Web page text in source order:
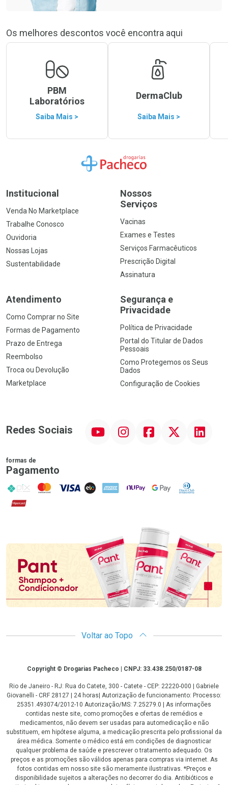
Os melhores descontos você encontra aqui
PBM
Laboratórios
Saiba Mais >
DermaClub
Saiba Mais >
Ir para a Home
Institucional
Venda No Marketplace
Trabalhe Conosco
Ouvidoria
Nossas Lojas
Sustentabilidade
Nossos
Serviços
Vacinas
Exames e Testes
Serviços Farmacêuticos
Prescrição Digital
Assinatura
Atendimento
Como Comprar no Site
Formas de Pagamento
Prazo de Entrega
Reembolso
Troca ou Devolução
Marketplace
Segurança e
Privacidade
Política de Privacidade
Portal do Titular de Dados
Pessoais
Como Protegemos os Seus
Dados
Configuração de Cookies
Redes Sociais InstagramFacebookTwitter Linkedin
formas de
Pagamento
PIX MasterCard
VISA ELO AMEX NuPay Google PayDiners Club
Hipercard
Promoção em Destaque
Voltar ao Topo
CopyrightCopyright © Drogarias Pacheco | CNPJ: 33.438.250/0187-08
Rio de Janeiro - RJ: Rua do Catete, 300 - Catete - CEP: 22220-000 | Gabriele
Giovanelli - CRF 28127 | 24 horas| Autorização de funcionamento: Processo:
25351.493074/2012-10 Autorização/MS: 7.25279.0 | As informações
contidas neste site, como promoções e ofertas de remédios e
medicamentos, não devem ser usadas para automedicação e não
substituem, em hipótese alguma, a medicação prescrita pelo profissional da
área médica. Somente o médico está em condições de diagnosticar
qualquer problema de saúde e prescrever o tratamento adequado. Os
preços e as promoções são válidos apenas para compras via internet. As
fotos contidas em nosso site são meramente ilustrativas. *Preços e
disponibilidade sujeitos a alterações no decorrer do dia. Antibióticos e